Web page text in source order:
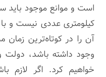
کیلومتری عددی نیست و
آن را در کوتاه‌ترین
وجود داشته باشد،
خواهیم کرد. اگر لازم